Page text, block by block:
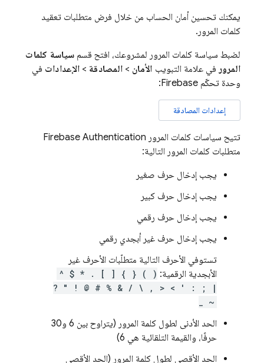
يمكنك تحسين أمان الحساب من خلال فرض متطلبات تعقيد
كلمات المرور.
لضبط سياسة كلمات المرور لمشروعك، افتح قسم سياسة كلمات
المرور في علامة التبويب الأمان > المصادقة > الإعدادات في
وحدة تحكّم Firebase
:
إعدادات المصادقة
تتيح سياسات كلمات المرور Firebase Authentication
متطلبات كلمات المرور التالية:
يجب إدخال حرف صغير
يجب إدخال حرف كبير
يجب إدخال حرف رقمي
يجب إدخال حرف غير أبجدي رقمي
تستوفي الأحرف التالية متطلّبات الأحرف غير
الأبجدية الرقمية: ^ $ * . [ ] { } ( )
? " ! @ # % & / \ , > < ' : ; |
_ ~
الحد الأدنى لطول كلمة المرور (يتراوح بين 6 و30
حرفًا، والقيمة التلقائية هي 6)
الحد الأقصى لطول كلمة المرور (الحد الأقصى